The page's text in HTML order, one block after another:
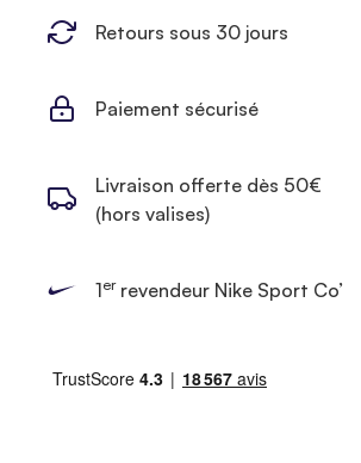
Retours sous 30 jours
Paiement sécurisé
Livraison offerte dès 50€
(hors valises)
1errevendeur Nike Sport Co’